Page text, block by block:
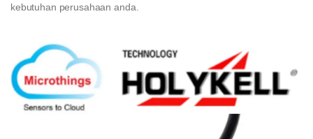
kebutuhan perusahaan anda.